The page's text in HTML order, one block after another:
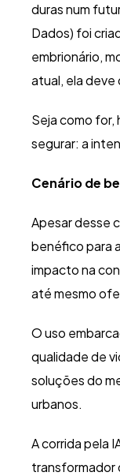
duras num
Dados) foi
embrionário,
atual, ela
Seja como for,
segurar: a
Cenário de
Apesar desse
benéfico para
impacto na
até mesmo
O uso
qualidade de
soluções do
urbanos.
A corrida pela
transformador